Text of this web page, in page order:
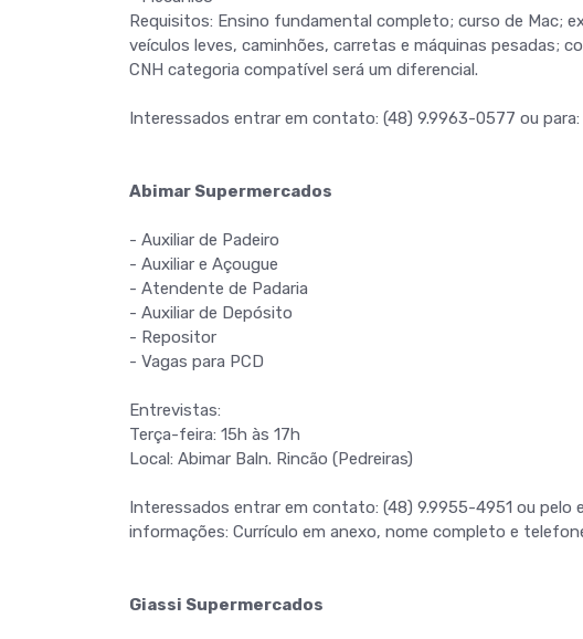
Requisitos: Ensino fundamental completo; curso de Mac;
veículos leves, caminhões, carretas e máquinas pesadas;
CNH categoria compatível será um diferencial.
Interessados entrar em contato: (48) 9.9963-0577 ou
Abimar Supermercados
- Auxiliar de Padeiro
- Auxiliar e Açougue
- Atendente de Padaria
- Auxiliar de Depósito
- Repositor
- Vagas para PCD
Entrevistas:
Terça-feira: 15h às 17h
Local: Abimar Baln. Rincão (Pedreiras)
Interessados entrar em contato: (48) 9.9955-4951 ou pelo
informações: Currículo em anexo, nome completo e
Giassi Supermercados